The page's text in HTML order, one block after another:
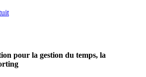
pour la gestion du temps, la